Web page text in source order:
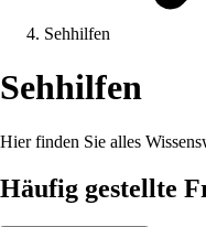
Sehhilfen
Sehhilfen
Hier finden Sie alles
Häufig gestellte